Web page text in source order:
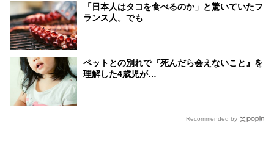
「日本人はタコを食べるのか」と驚いていたフ
ランス人。でも
ペットとの別れで『死んだら会えないこと』を
理解した4歳児が…
Recommended by